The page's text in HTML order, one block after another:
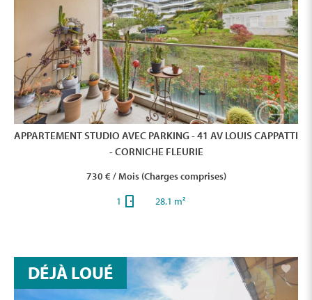
730 € / Mois (Charges comprises)
1
28.1 m²
APPARTEMENT STUDIO AVEC PARKING - 41 AV LOUIS CAPPATTI
- CORNICHE FLEURIE
DÉJÀ LOUÉ